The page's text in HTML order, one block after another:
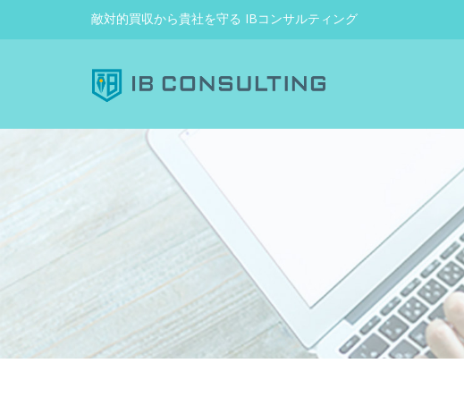
敵対的買収から貴社を守る IBコンサルティング